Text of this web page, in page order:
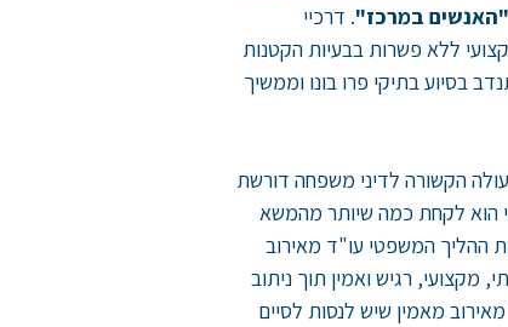
"האנשים במרכז". דרכיי
ללא פשרות בבעיות הקטנות
בסיוע בתיקי פרו בונו וממשיך
הקשורה לדיני משפחה דורשת
הוא לקחת כמה שיותר מהמשא
ההליך המשפטי עו"ד מאירוב
מקצועי, רגיש ואמין תוך ניתוב
מאמין שיש לנסות לסיים